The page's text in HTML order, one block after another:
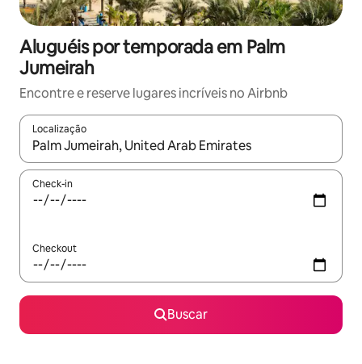
Aluguéis por temporada em Palm
Jumeirah
Encontre e reserve lugares incríveis no Airbnb
Localização
Quando os resultados estiverem disponíveis, explore-os
Check-in
Checkout
Buscar